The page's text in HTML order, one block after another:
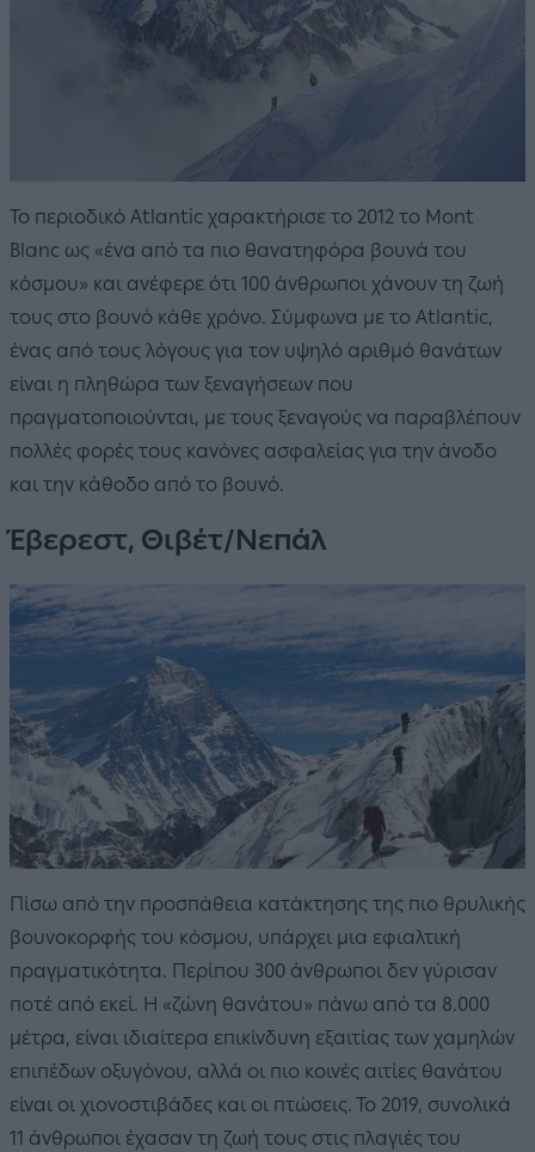
Το περιοδικό Atlantic χαρακτήρισε το 2012 το Mont
Blanc ως «ένα από τα πιο θανατηφόρα βουνά του
κόσμου» και ανέφερε ότι 100 άνθρωποι χάνουν τη ζωή
τους στο βουνό κάθε χρόνο. Σύμφωνα με το Atlantic,
ένας από τους λόγους για τον υψηλό αριθμό θανάτων
είναι η πληθώρα των ξεναγήσεων που
πραγματοποιούνται, με τους ξεναγούς να παραβλέπουν
πολλές φορές τους κανόνες ασφαλείας για την άνοδο
και την κάθοδο από το βουνό.
Έβερεστ, Θιβέτ/Νεπάλ
Πίσω από την προσπάθεια κατάκτησης της πιο θρυλικής
βουνοκορφής του κόσμου, υπάρχει μια εφιαλτική
πραγματικότητα. Περίπου 300 άνθρωποι δεν γύρισαν
ποτέ από εκεί. Η «ζώνη θανάτου» πάνω από τα 8.000
μέτρα, είναι ιδιαίτερα επικίνδυνη εξαιτίας των χαμηλών
επιπέδων οξυγόνου, αλλά οι πιο κοινές αιτίες θανάτου
είναι οι χιονοστιβάδες και οι πτώσεις. Το 2019, συνολικά
11 άνθρωποι έχασαν τη ζωή τους στις πλαγιές του